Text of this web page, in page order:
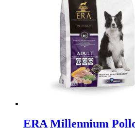
ERA Millennium